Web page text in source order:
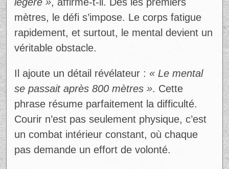
les mois d’entraînement, les moments de
doute et la discipline constante derrière
chaque kilomètre parcouru.
Fred ne parle pas en théorie. Il a lui-même
décidé de se lancer dans un 5 km, une
distance qui peut sembler modeste
comparée aux marathons médiatisés. Mais
son expérience raconte une toute autre
histoire.